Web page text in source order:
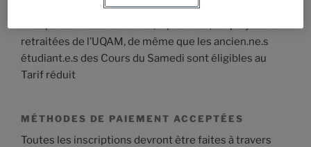
retraitées de l’UQAM, de même que les ancien.ne.s
étudiant.e.s des Cours du Samedi sont éligibles au
Tarif réduit
MÉTHODES DE PAIEMENT ACCEPTÉES
Toutes les inscriptions devront être faites à travers